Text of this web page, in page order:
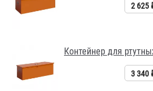
2 625
Контейнер для
3 340